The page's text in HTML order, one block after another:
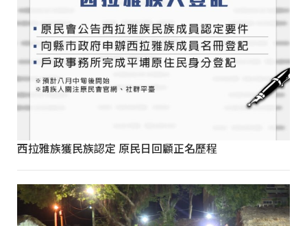
西拉雅族獲民族認定 原民日回顧正名歷程